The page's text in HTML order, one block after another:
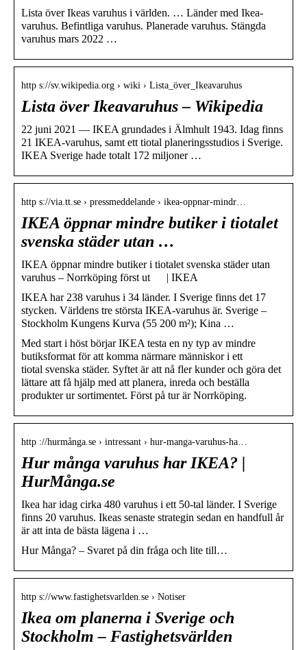
Lista över Ikeas varuhus i världen. … Länder med Ikea-
varuhus. Befintliga varuhus. Planerade varuhus. Stängda
varuhus mars 2022 …
http s://sv.wikipedia.org › wiki › Lista_över_Ikeavaruhus
Lista över Ikeavaruhus – Wikipedia
22 juni 2021 — IKEA grundades i Älmhult 1943. Idag finns
21 IKEA-varuhus, samt ett tiotal planeringsstudios i Sverige.
IKEA Sverige hade totalt 172 miljoner …
http s://via.tt.se › pressmeddelande › ikea-oppnar-mindr…
IKEA öppnar mindre butiker i tiotalet
svenska städer utan …
IKEA öppnar mindre butiker i tiotalet svenska städer utan
varuhus – Norrköping först ut | IKEA
IKEA har 238 varuhus i 34 länder. I Sverige finns det 17
stycken. Världens tre största IKEA-varuhus är. Sverige –
Stockholm Kungens Kurva (55 200 m²); Kina …
Med start i höst börjar IKEA testa en ny typ av mindre
butiksformat för att komma närmare människor i ett
tiotal svenska städer. Syftet är att nå fler kunder och göra det
lättare att få hjälp med att planera, inreda och beställa
produkter ur sortimentet. Först på tur är Norrköping.
http ://hurmånga.se › intressant › hur-manga-varuhus-ha…
Hur många varuhus har IKEA? |
HurMånga.se
Ikea har idag cirka 480 varuhus i ett 50-tal länder. I Sverige
finns 20 varuhus. Ikeas senaste strategin sedan en handfull år
är att inta de bästa lägena i …
Hur Många? – Svaret på din fråga och lite till…
http s://www.fastighetsvarlden.se › Notiser
Ikea om planerna i Sverige och
Stockholm – Fastighetsvärlden